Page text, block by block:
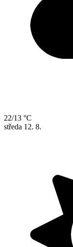
22/13 °C
středa 12. 8.